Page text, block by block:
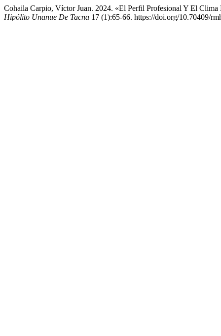
Cohaila Carpio, Víctor Juan. 2024. «El Perfil Profesional Y El
Hipólito Unanue De Tacna 17 (1):65-66. https://doi.org/10.70409/